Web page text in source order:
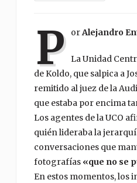
P orAlejandro
La Unidad
de Koldo, que salpica a
remitido al juez de la
que estaba por encima
Los agentes de la UCO
quién lideraba la
conversaciones que
fotografías «que no se
En estos momentos, los